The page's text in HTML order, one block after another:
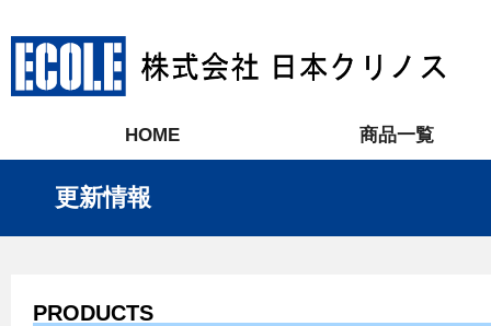
HOME 商品一覧
更新情報
PRODUCTS